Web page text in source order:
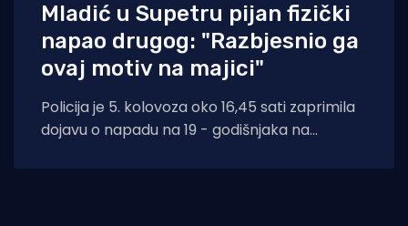
Mladić u Supetru pijan fizički
napao drugog: "Razbjesnio ga
ovaj motiv na majici"
Policija je 5. kolovoza oko 16,45 sati zaprimila
dojavu o napadu na 19 - godišnjaka na